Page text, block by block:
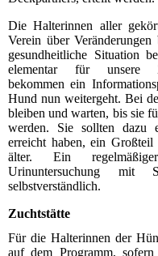
Die Halterinnen aller
Verein über
gesundheitliche Situation
elementar für unsere
bekommen ein
Hund nun weitergeht. Bei
bleiben und warten, bis sie
werden. Sie sollten dazu
erreicht haben, ein Großteil
älter. Ein
Urinuntersuchung mit
selbstverständlich.
Zuchtstätte
Für die Halterinnen der
auf dem Programm,